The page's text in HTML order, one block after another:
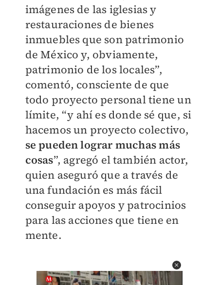
imágenes de las iglesias y
restauraciones de bienes
inmuebles que son patrimonio
de México y, obviamente,
patrimonio de los locales”,
comentó, consciente de que
todo proyecto personal tiene un
límite, “y ahí es donde sé que, si
hacemos un proyecto colectivo,
se pueden lograr muchas más
cosas”, agregó el también actor,
quien aseguró que a través de
una fundación es más fácil
conseguir apoyos y patrocinios
para las acciones que tiene en
mente.